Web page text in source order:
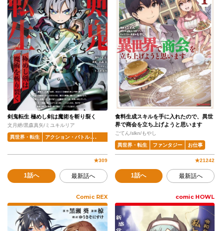
剣鬼転生 極めし剣は魔術を斬り裂く
文月紲/黒森真矢/ミユキルリア
異世界・転生 アクション・バトル ファンタジー
★309
1話へ 最新話へ
食料生成スキルを手に入れたので、異世
界で商会を立ち上げようと思います
ごてん/slkn/もやし
異世界・転生 ファンタジー お仕事
★21242
1話へ 最新話へ
Comic REX comic HOWL